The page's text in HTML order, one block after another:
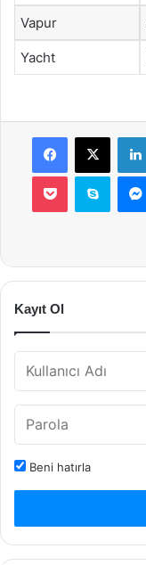
Vapur
Yacht
Facebook
X
Pocket Skype
Kayıt Ol
Beni hatırla